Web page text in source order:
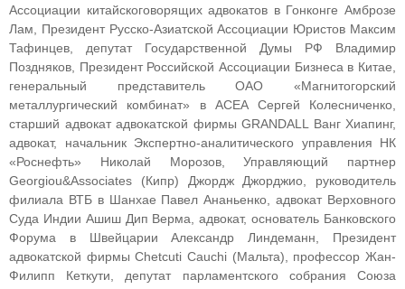
Ассоциации китайскоговорящих адвокатов в Гонконге Амброзе
Лам, Президент Русско-Азиатской Ассоциации Юристов Максим
Тафинцев, депутат Государственной Думы РФ Владимир
Поздняков, Президент Российской Ассоциации Бизнеса в Китае,
генеральный представитель ОАО «Магнитогорский
металлургический комбинат» в ACEA Сергей Колесниченко,
старший адвокат адвокатской фирмы GRANDALL Ванг Хиапинг,
адвокат, начальник Экспертно-аналитического управления НК
«Роснефть» Николай Морозов, Управляющий партнер
Georgiou&Associates (Кипр) Джордж Джорджио, руководитель
филиала ВТБ в Шанхае Павел Ананьенко, адвокат Верховного
Суда Индии Ашиш Дип Верма, адвокат, основатель Банковского
Форума в Швейцарии Александр Линдеманн, Президент
адвокатской фирмы Chetcuti Cauchi (Мальта), профессор Жан-
Филипп Кеткути, депутат парламентского собрания Союза